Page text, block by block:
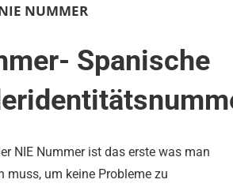
NUMMER
Spanische
NIE Nummer ist das erste was man
muss, um keine Probleme zu